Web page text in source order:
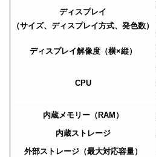
ディスプレイ
（サイズ、ディスプレイ方式、発色数）
ディスプレイ解像度（横×縦）
CPU
内蔵メモリー（RAM）
内蔵ストレージ
外部ストレージ（最大対応容量）